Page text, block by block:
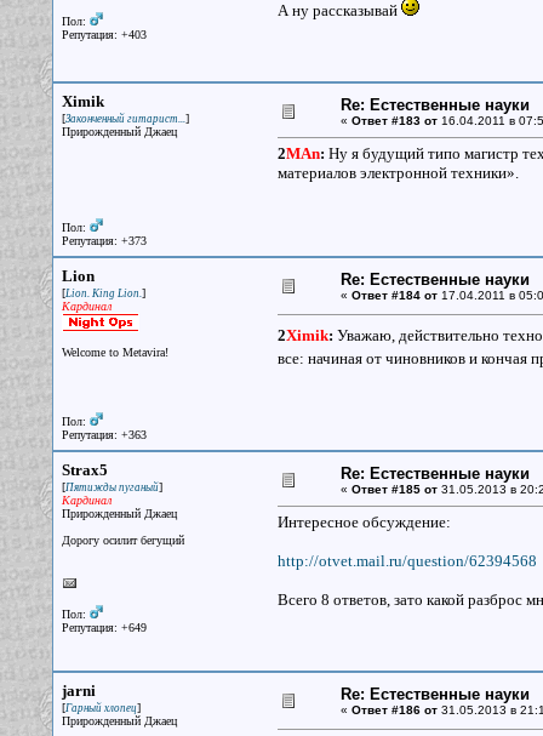
Пол:
Репутация: +403
А ну рассказывай
Ximik
[Законченный гитарист...]
Прирожденный Джаец
Пол:
Репутация: +373
Re: Естественные науки
« Ответ #183 от16.04.2011 в
2MAn: Ну я будущий типо магистр
материалов электронной техники».
Lion
[Lion. King Lion.]
Кардинал
Welcome to Metavira!
Пол:
Репутация: +363
Re: Естественные науки
« Ответ #184 от17.04.2011 в
2Ximik: Уважаю, действительно
все: начиная от чиновников и кончая
Strax5
[Пятижды пуганый]
Кардинал
Прирожденный Джаец
Дорогу осилит бегущий
Пол:
Репутация: +649
Re: Естественные науки
« Ответ #185 от31.05.2013 в
Интересное обсуждение:
http://otvet.mail.ru/question/62394568
Всего 8 ответов, зато какой разброс
jarni
[Гарный хлопец]
Прирожденный Джаец
Re: Естественные науки
« Ответ #186 от31.05.2013 в